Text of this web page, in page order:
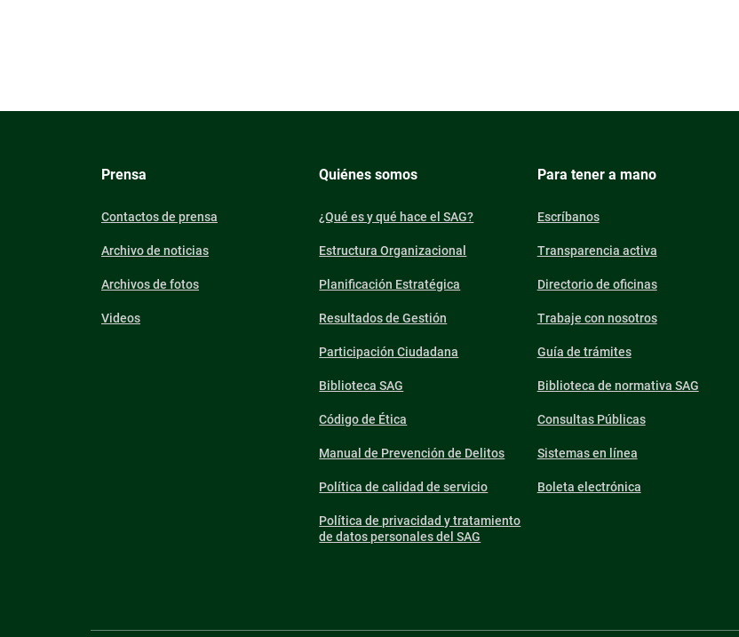
Prensa
Contactos de prensa
Archivo de noticias
Archivos de fotos
Videos
Quiénes somos
¿Qué es y qué hace el SAG?
Estructura Organizacional
Planificación Estratégica
Resultados de Gestión
Participación Ciudadana
Biblioteca SAG
Código de Ética
Manual de Prevención de Delitos
Política de calidad de servicio
Política de privacidad y tratamiento
de datos personales del SAG
Para tener a mano
Escríbanos
Transparencia activa
Directorio de oficinas
Trabaje con nosotros
Guía de trámites
Biblioteca de normativa SAG
Consultas Públicas
Sistemas en línea
Boleta electrónica